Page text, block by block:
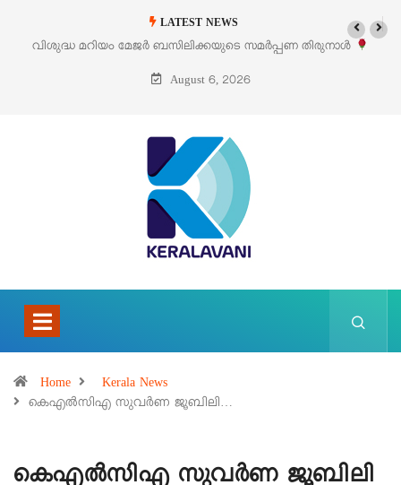
LATEST NEWS
തിരുനാൾ
‘പെറ്റൽസ്’ ലൈഫ് സ്റ്റൈൽ എക്സിബിഷനും
August 6, 2026
Home
Kerala News
കെഎൽസിഎ സുവർണ ജൂബിലി…